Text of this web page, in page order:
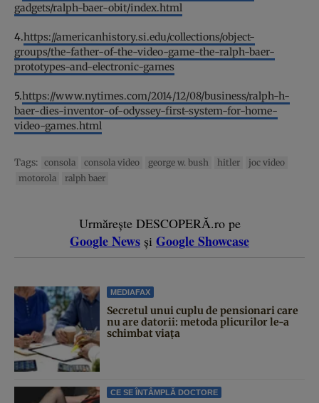
gadgets/ralph-baer-obit/index.html
4.https://americanhistory.si.edu/collections/object-
groups/the-father-of-the-video-game-the-ralph-baer-
prototypes-and-electronic-games
5.https://www.nytimes.com/2014/12/08/business/ralph-h-
baer-dies-inventor-of-odyssey-first-system-for-home-
video-games.html
Tags: consola consola video george w. bush hitler
joc video
motorola
ralph baer
Urmărește DESCOPERĂ.ro pe
Google News și Google Showcase
MEDIAFAX
Secretul unui cuplu de pensionari care
nu are datorii: metoda plicurilor le-a
schimbat viața
CE SE ÎNTÂMPLĂ DOCTORE